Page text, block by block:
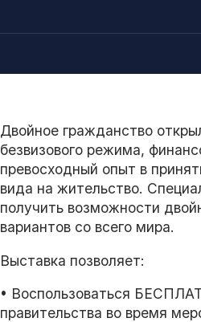
Двойное гражданство
безвизового режима,
превосходный опыт в
вида на жительство.
получить возможности
вариантов со всего мира.
Выставка позволяет:
• Воспользоваться
правительства во время